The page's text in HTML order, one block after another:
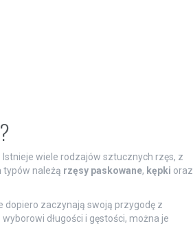
wiele rodzajów sztucznych rzęs, z
typów należą rzęsy paskowane, kępki oraz
dopiero zaczynają swoją przygodę z
długości i gęstości, można je